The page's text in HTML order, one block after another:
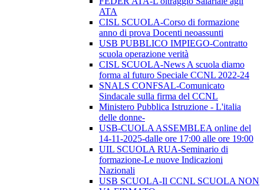
ATA
CISL SCUOLA-Corso di formazione
anno di prova Docenti neoassunti
USB PUBBLICO IMPIEGO-Contratto
scuola operazione verità
CISL SCUOLA-News A scuola diamo
forma al futuro Speciale CCNL 2022-24
SNALS CONFSAL-Comunicato
Sindacale sulla firma del CCNL
Ministero Pubblica Istruzione - L'italia
delle donne-
USB-CUOLA ASSEMBLEA online del
14-11-2025-dalle ore 17:00 alle ore 19:00
UIL SCUOLA RUA-Seminario di
formazione-Le nuove Indicazioni
Nazionali
USB SCUOLA-Il CCNL SCUOLA NON